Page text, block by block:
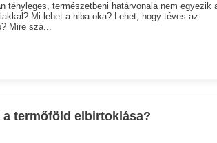
tényleges, természetbeni határvonala nem egyezik
Mi lehet a hiba oka? Lehet, hogy téves az
Mire szá...
a termőföld elbirtoklása?